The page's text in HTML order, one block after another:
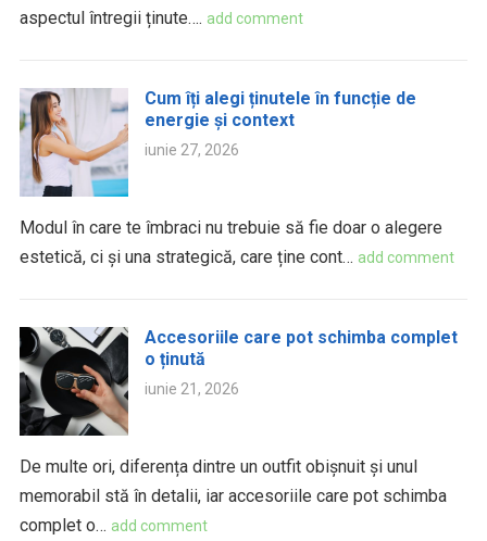
aspectul întregii ținute…. add comment
Cum îți alegi ținutele în funcție de
energie și context
iunie 27, 2026
Modul în care te îmbraci nu trebuie să fie doar o alegere
estetică, ci și una strategică, care ține cont… add comment
Accesoriile care pot schimba complet
o ținută
iunie 21, 2026
De multe ori, diferența dintre un outfit obișnuit și unul
memorabil stă în detalii, iar accesoriile care pot schimba
complet o… add comment